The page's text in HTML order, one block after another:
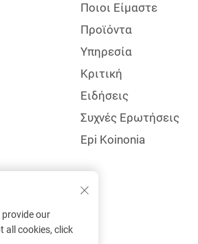
Ποιοι Είμαστε
Προϊόντα
Υπηρεσία
Κριτική
Ειδήσεις
Συχνές Ερωτήσεις
Epi Koinonia
provide our
all cookies, click